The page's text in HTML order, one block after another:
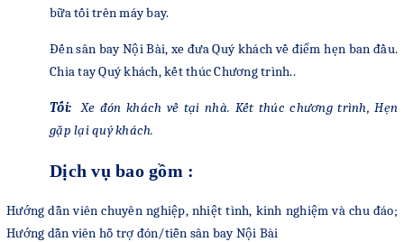
bữa tối trên máy bay.
Đến sân bay Nội Bài, xe đưa Quý khách về điểm hẹn ban đầu.
Chia tay Quý khách, kết thúc Chương trình..
Tối: Xe đón khách về tại nhà. Kết thúc chương trình, Hẹn
gặp lại quý khách.
Dịch vụ bao gồm :
Hướng dẫn viên chuyên nghiệp, nhiệt tình, kinh nghiệm và chu đáo;
Hướng dẫn viên hỗ trợ đón/tiễn sân bay Nội Bài